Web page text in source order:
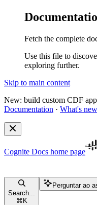
Fetch the complete
Use this file to
exploring further.
Skip to main content
New: build custom CDF
Documentation · What's new
Cognite Docs home page
Search...
⌘ K
Perguntar ao